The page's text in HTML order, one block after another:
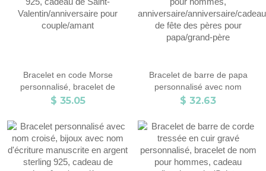
Bracelet en code Morse
personnalisé, bracelet de
relation longue distance, bijoux
925, cadeau de Saint-
Valentin/anniversaire pour
couple/amant
$ 35.05
Bracelet de barre de papa
personnalisé avec nom
d'enfant, bracelet de nom de
pour hommes,
anniversaire/anniversaire/cadeau
de fête des pères pour
papa/grand-père
$ 32.63